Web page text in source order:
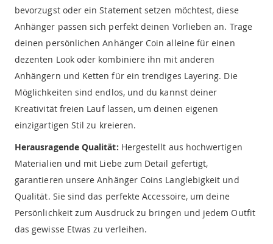
bevorzugst oder ein Statement setzen möchtest, diese
Anhänger passen sich perfekt deinen Vorlieben an. Trage
deinen persönlichen Anhänger Coin alleine für einen
dezenten Look oder kombiniere ihn mit anderen
Anhängern und Ketten für ein trendiges Layering. Die
Möglichkeiten sind endlos, und du kannst deiner
Kreativität freien Lauf lassen, um deinen eigenen
einzigartigen Stil zu kreieren.
Herausragende Qualität: Hergestellt aus hochwertigen
Materialien und mit Liebe zum Detail gefertigt,
garantieren unsere Anhänger Coins Langlebigkeit und
Qualität. Sie sind das perfekte Accessoire, um deine
Persönlichkeit zum Ausdruck zu bringen und jedem Outfit
das gewisse Etwas zu verleihen.